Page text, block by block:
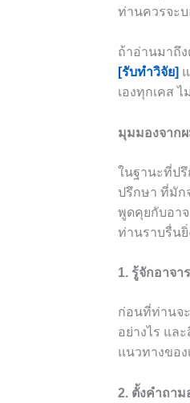
ท่านควรจะ
ถ้าอ่านมาถึ
[รับทำวิจัย]
เองทุกเคส
มุมมองจาก
ในฐานะที่ป
ปรึกษา ที่มัก
พูดคุยกับอา
ท่านราบรื่น
1. รู้จักอาจา
ก่อนที่ท่านจ
อย่างไร แล
แนวทางของ
2. ตั้งคำถาม